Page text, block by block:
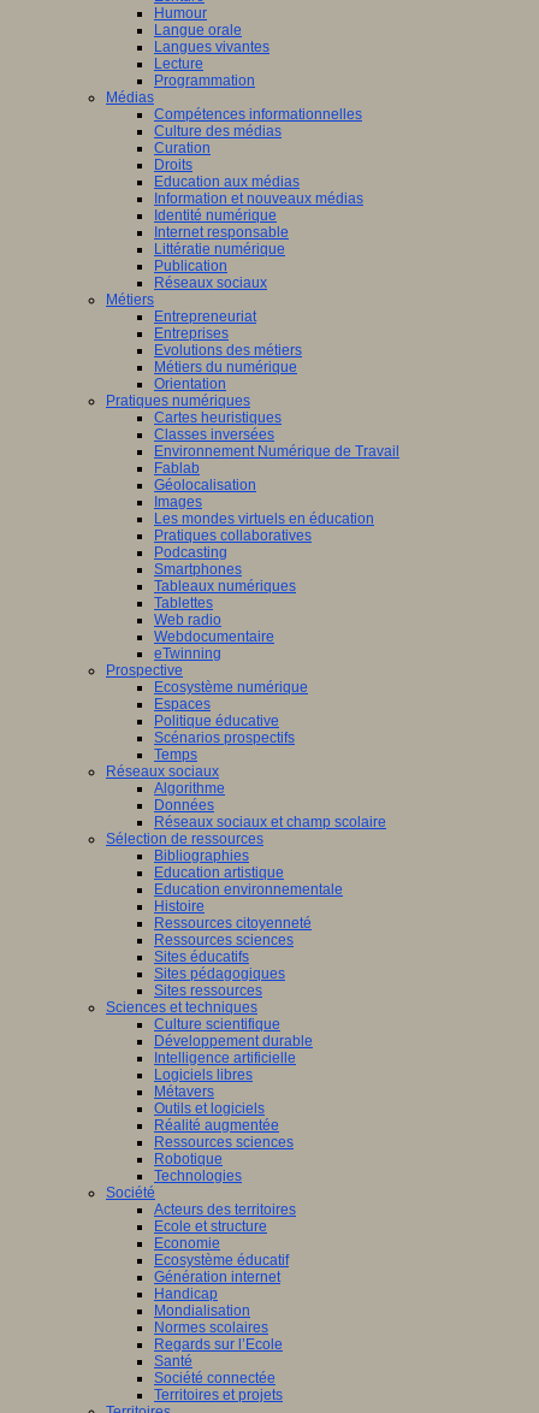
Humour
Langue orale
Langues vivantes
Lecture
Programmation
Médias
Compétences informationnelles
Culture des médias
Curation
Droits
Education aux médias
Information et nouveaux médias
Identité numérique
Internet responsable
Littératie numérique
Publication
Réseaux sociaux
Métiers
Entrepreneuriat
Entreprises
Evolutions des métiers
Métiers du numérique
Orientation
Pratiques numériques
Cartes heuristiques
Classes inversées
Environnement Numérique de Travail
Fablab
Géolocalisation
Images
Les mondes virtuels en éducation
Pratiques collaboratives
Podcasting
Smartphones
Tableaux numériques
Tablettes
Web radio
Webdocumentaire
eTwinning
Prospective
Ecosystème numérique
Espaces
Politique éducative
Scénarios prospectifs
Temps
Réseaux sociaux
Algorithme
Données
Réseaux sociaux et champ scolaire
Sélection de ressources
Bibliographies
Education artistique
Education environnementale
Histoire
Ressources citoyenneté
Ressources sciences
Sites éducatifs
Sites pédagogiques
Sites ressources
Sciences et techniques
Culture scientifique
Développement durable
Intelligence artificielle
Logiciels libres
Métavers
Outils et logiciels
Réalité augmentée
Ressources sciences
Robotique
Technologies
Société
Acteurs des territoires
Ecole et structure
Economie
Ecosystème éducatif
Génération internet
Handicap
Mondialisation
Normes scolaires
Regards sur l’Ecole
Santé
Société connectée
Territoires et projets